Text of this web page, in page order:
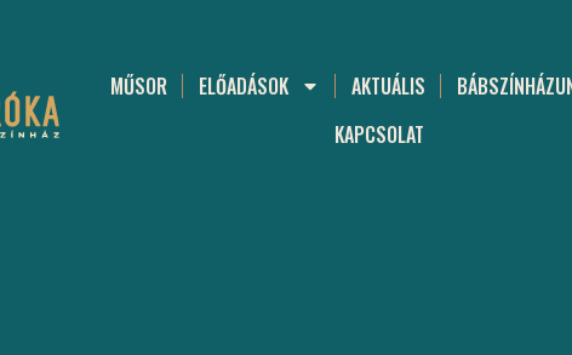
MŰSOR ELŐADÁSOK AKTUÁLIS
KAPCSOLAT